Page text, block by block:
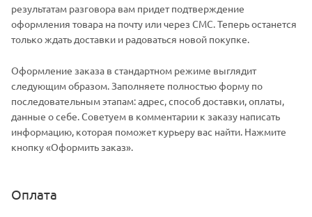
результатам разговора вам придет подтверждение
оформления товара на почту или через СМС. Теперь останется
только ждать доставки и радоваться новой покупке.
Оформление заказа в стандартном режиме выглядит
следующим образом. Заполняете полностью форму по
последовательным этапам: адрес, способ доставки, оплаты,
данные о себе. Советуем в комментарии к заказу написать
информацию, которая поможет курьеру вас найти. Нажмите
кнопку «Оформить заказ».
Оплата